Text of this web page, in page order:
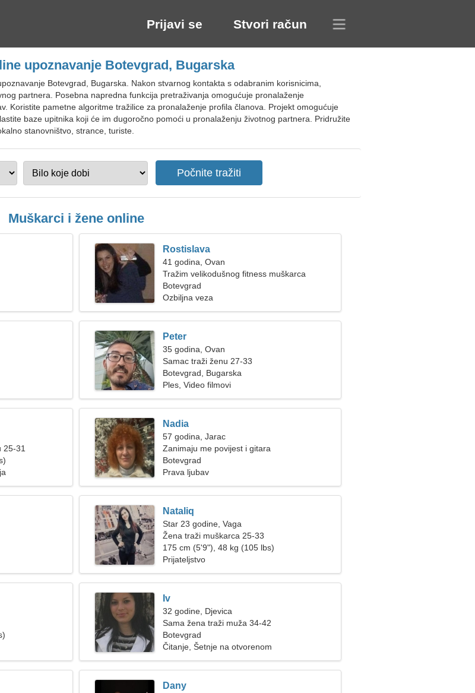
Prijavi se Stvori račun
upoznavanje Botevgrad, Bugarska
Botevgrad, Bugarska. Nakon stvarnog kontakta s odabranim korisnicima,
partnera. Posebna napredna funkcija pretraživanja omogućuje pronalaženje
Koristite pametne algoritme tražilice za pronalaženje profila članova. Projekt omogućuje
baze upitnika koji će im dugoročno pomoći u pronalaženju životnog partnera. Pridružite
stanovništvo, strance, turiste.
Muškarci i žene online
Rostislava
41 godina, Ovan
Tražim velikodušnog fitness muškarca
Botevgrad
Ozbiljna veza
Peter
35 godina, Ovan
Samac traži ženu 27-33
Botevgrad, Bugarska
Ples, Video filmovi
25-31
Nadia
57 godina, Jarac
Zanimaju me povijest i gitara
Botevgrad
Prava ljubav
Nataliq
Star 23 godine, Vaga
Žena traži muškarca 25-33
175 cm (5'9"), 48 kg (105 lbs)
Prijateljstvo
Iv
32 godine, Djevica
Sama žena traži muža 34-42
Botevgrad
Čitanje, Šetnje na otvorenom
Dany